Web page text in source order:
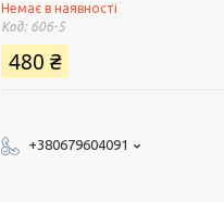
Немає в наявності
Код: 606-5
480 ₴
+380679604091